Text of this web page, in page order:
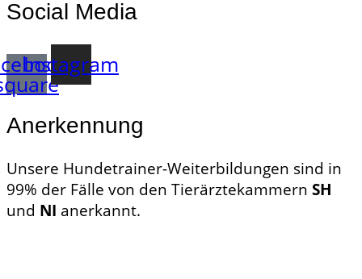
Social Media
Instagram
Anerkennung
Unsere Hundetrainer-Weiterbildungen sind in
99% der Fälle von den Tierärztekammern SH
und NI anerkannt.